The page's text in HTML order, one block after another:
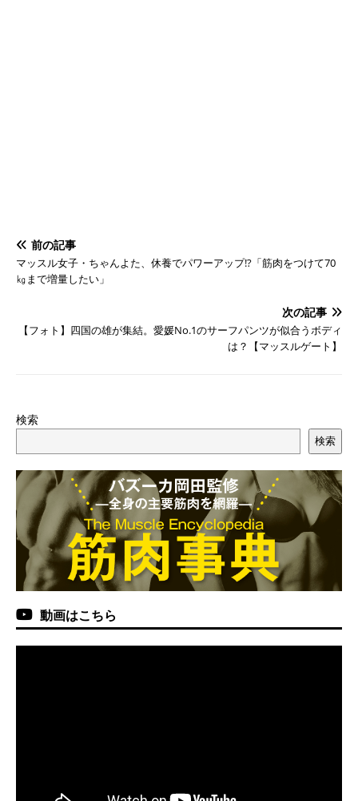
前の記事
マッスル女子・ちゃんよた、休養でパワーアップ!?「筋肉をつけて70
㎏まで増量したい」
次の記事
【フォト】四国の雄が集結。愛媛No.1のサーフパンツが似合うボディ
は？【マッスルゲート】
検索
検索
動画はこちら